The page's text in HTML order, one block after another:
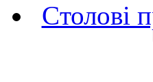
Cтолові